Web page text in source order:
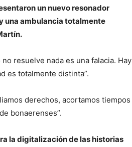
un nuevo resonador
una ambulancia totalmente
resuelve nada es una falacia. Hay
es totalmente distinta”.
derechos, acortamos tiempos
bonaerenses”.
la digitalización de las historias